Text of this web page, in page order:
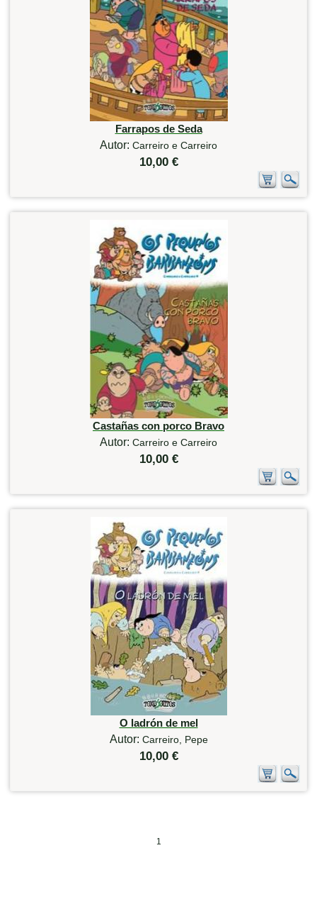
Farrapos de Seda
Autor: Carreiro e Carreiro
10,00 €
Castañas con porco Bravo
Autor: Carreiro e Carreiro
10,00 €
O ladrón de mel
Autor: Carreiro, Pepe
10,00 €
1